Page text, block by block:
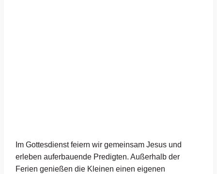
Im Gottesdienst feiern wir gemeinsam Jesus und
erleben auferbauende Predigten. Außerhalb der
Ferien genießen die Kleinen einen eigenen